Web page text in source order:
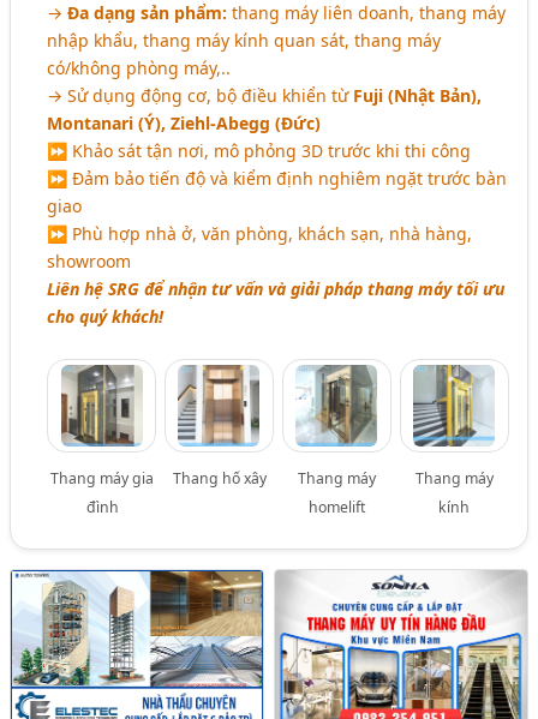
→Đa dạng sản phẩm: thang máy liên doanh, thang máy
nhập khẩu, thang máy kính quan sát, thang máy
có/không phòng máy,..
→ Sử dụng động cơ, bộ điều khiển từ Fuji (Nhật Bản),
Montanari (Ý), Ziehl-Abegg (Đức)
⏩ Khảo sát tận nơi, mô phỏng 3D trước khi thi công
⏩ Đảm bảo tiến độ và kiểm định nghiêm ngặt trước bàn
giao
⏩ Phù hợp nhà ở, văn phòng, khách sạn, nhà hàng,
showroom
Liên hệ SRG để nhận tư vấn và giải pháp thang máy tối ưu
cho quý khách!
Thang máy gia
đình
Thang hố xây
Thang máy
homelift
Thang máy
kính